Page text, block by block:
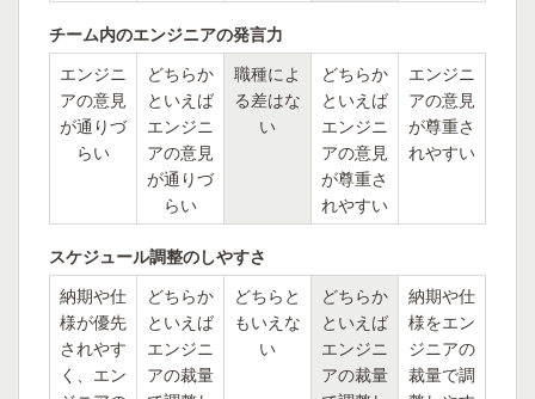
チーム内のエンジニアの発言力
エンジニ
アの意見
が通りづ
らい
どちらか
といえば
エンジニ
アの意見
が通りづ
らい
職種によ
る差はな
い
どちらか
といえば
エンジニ
アの意見
が尊重さ
れやすい
エンジニ
アの意見
が尊重さ
れやすい
スケジュール調整のしやすさ
納期や仕
様が優先
されやす
く、エン
どちらか
といえば
エンジニ
アの裁量
どちらと
もいえな
い
どちらか
といえば
エンジニ
アの裁量
納期や仕
様をエン
ジニアの
裁量で調